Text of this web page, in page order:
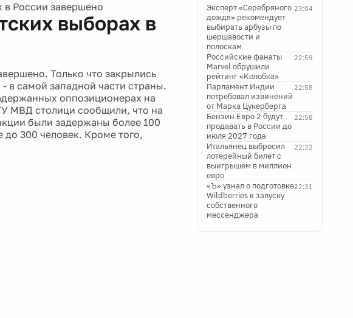
в России завершено
выборах в
Только что закрылись
в самой западной части страны.
оппозиционерах на
МВД столици сообщили, что на
были задержаны более 100
до 300 человек. Кроме того,
23:04
Эксперт «Серебряного
дождя» рекомендует
выбирать арбузы по
шершавости и
полоскам
22:59
Российские фанаты
Marvel обрушили
рейтинг «Колобка»
22:58
Парламент Индии
потребовал извинений
от Марка Цукерберга
22:58
Бензин Евро 2 будут
продавать в России до
июля 2027 года
22:32
Итальянец выбросил
лотерейный билет с
выигрышем в миллион
евро
22:31
«Ъ» узнал о подготовке
Wildberries к запуску
собственного
мессенджера